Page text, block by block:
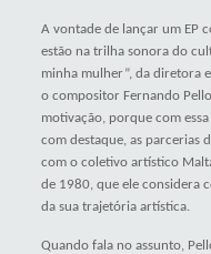
A vontade de lançar um EP
estão na trilha sonora do
minha mulher”, da diretora
o compositor Fernando
motivação, porque com
com destaque, as parcerias
com o coletivo artístico
de 1980, que ele considera
da sua trajetória artística.
Quando fala no assunto,